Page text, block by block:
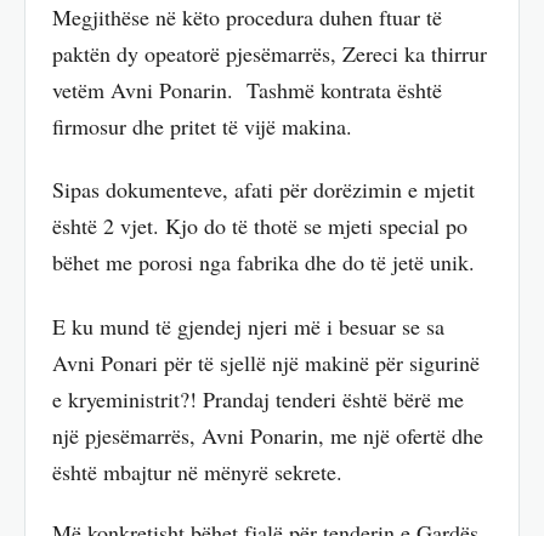
Megjithëse në këto procedura duhen ftuar të
paktën dy opeatorë pjesëmarrës, Zereci ka thirrur
vetëm Avni Ponarin. Tashmë kontrata është
firmosur dhe pritet të vijë makina.
Sipas dokumenteve, afati për dorëzimin e mjetit
është 2 vjet. Kjo do të thotë se mjeti special po
bëhet me porosi nga fabrika dhe do të jetë unik.
E ku mund të gjendej njeri më i besuar se sa
Avni Ponari për të sjellë një makinë për sigurinë
e kryeministrit?! Prandaj tenderi është bërë me
një pjesëmarrës, Avni Ponarin, me një ofertë dhe
është mbajtur në mënyrë sekrete.